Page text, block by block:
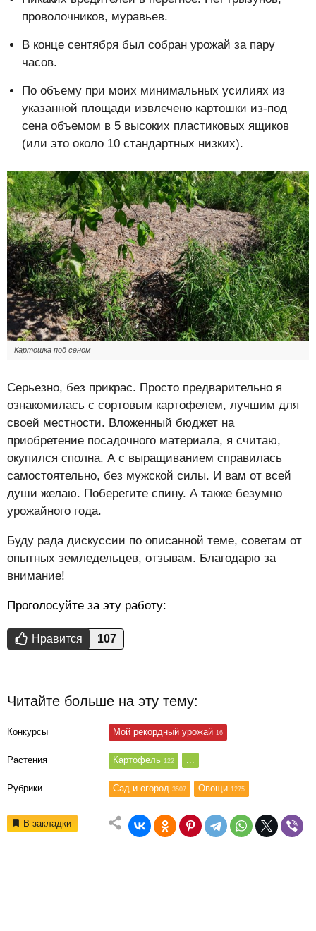
проволочников, муравьев.
В конце сентября был собран урожай за пару
часов.
По объему при моих минимальных усилиях из
указанной площади извлечено картошки из-под
сена объемом в 5 высоких пластиковых ящиков
(или это около 10 стандартных низких).
Картошка под сеном
Серьезно, без прикрас. Просто предварительно я
ознакомилась с сортовым картофелем, лучшим для
своей местности. Вложенный бюджет на
приобретение посадочного материала, я считаю,
окупился сполна. А с выращиванием справилась
самостоятельно, без мужской силы. И вам от всей
души желаю. Поберегите спину. А также безумно
урожайного года.
Буду рада дискуссии по описанной теме, советам от
опытных земледельцев, отзывам. Благодарю за
внимание!
Проголосуйте за эту работу:
Тебе это нравится?
Нравится 107
Читайте больше на эту тему:
Конкурсы Мой рекордный урожай 16
Растения Картофель 122 ...
Рубрики Сад и огород 3507 Овощи 1275
В закладки